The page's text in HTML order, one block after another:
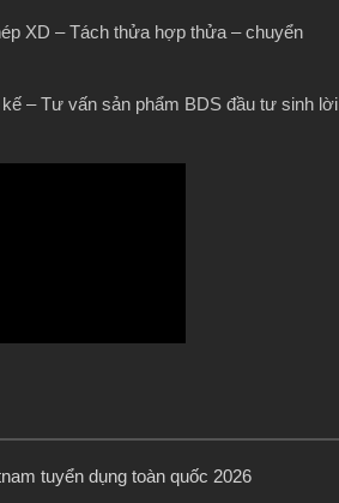
XD – Tách thửa hợp thửa – chuyển
– Tư vấn sản phẩm BDS đầu tư sinh lời
tuyển dụng toàn quốc 2026